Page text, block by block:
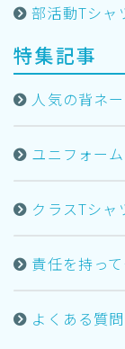
部活動Tシャ
特集記事
人気の背ネ
ユニフォー
クラスTシャ
責任を持っ
よくある質問